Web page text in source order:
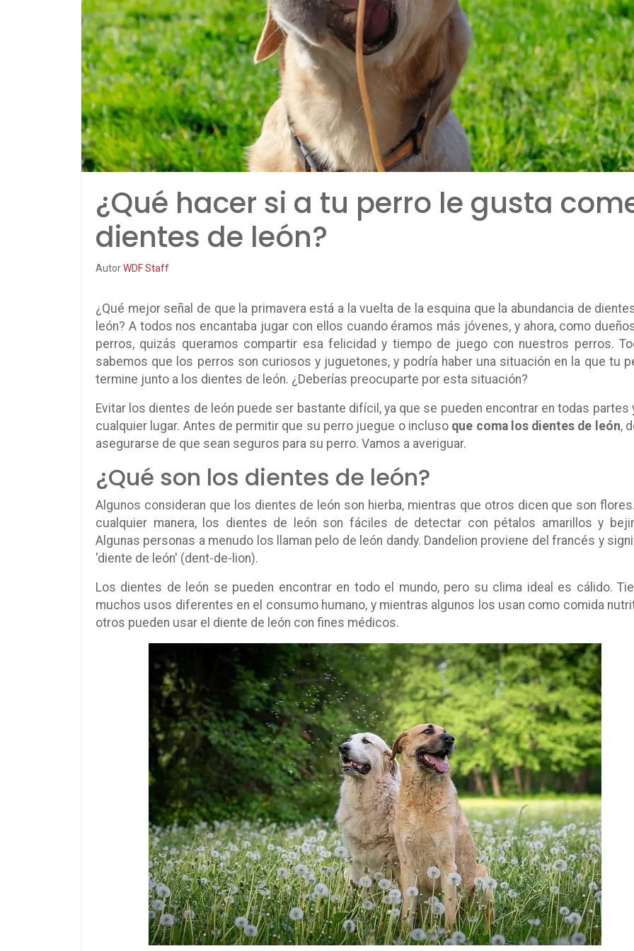
¿Qué hacer si a tu perro le gusta
dientes de león?
AutorWDF Staff
¿Qué mejor señal de que la primavera está a la vuelta de la esquina que la abundancia de
león? A todos nos encantaba jugar con ellos cuando éramos más jóvenes, y ahora, como
perros, quizás queramos compartir esa felicidad y tiempo de juego con nuestros perros.
sabemos que los perros son curiosos y juguetones, y podría haber una situación en la que tu
termine junto a los dientes de león. ¿Deberías preocuparte por esta situación?
Evitar los dientes de león puede ser bastante difícil, ya que se pueden encontrar en todas partes
cualquier lugar. Antes de permitir que su perro juegue o incluso que coma los dientes de león,
asegurarse de que sean seguros para su perro. Vamos a averiguar.
¿Qué son los dientes de león?
Algunos consideran que los dientes de león son hierba, mientras que otros dicen que son
cualquier manera, los dientes de león son fáciles de detectar con pétalos amarillos y
Algunas personas a menudo los llaman pelo de león dandy. Dandelion proviene del francés y
'diente de león' (dent-de-lion).
Los dientes de león se pueden encontrar en todo el mundo, pero su clima ideal es cálido.
muchos usos diferentes en el consumo humano, y mientras algunos los usan como comida
otros pueden usar el diente de león con fines médicos.